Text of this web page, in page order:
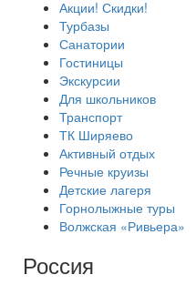
Акции! Скидки!
Турбазы
Санатории
Гостиницы
Экскурсии
Для школьников
Транспорт
ТК Ширяево
Активный отдых
Речные круизы
Детские лагеря
Горнолыжные туры
Волжская «Ривьера»
Россия